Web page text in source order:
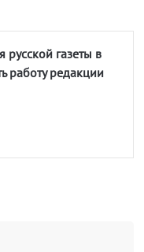
русской газеты в
работу редакции